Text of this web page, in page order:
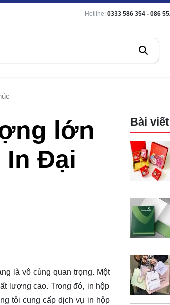
Hotline: 0333 586 354 - 086
lớn
In Đại
là vô cùng quan trọng. Một
lượng cao. Trong đó, in hộp
tôi cung cấp dịch vụ in hộp
Bài